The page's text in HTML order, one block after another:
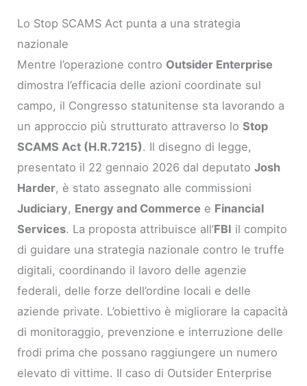
Lo Stop SCAMS Act punta a una strategia
nazionale
Mentre l’operazione contro Outsider Enterprise
dimostra l’efficacia delle azioni coordinate sul
campo, il Congresso statunitense sta lavorando a
un approccio più strutturato attraverso loStop
SCAMS Act (H.R.7215). Il disegno di legge,
presentato il 22 gennaio 2026 dal deputatoJosh
Harder, è stato assegnato alle commissioni
Judiciary, Energy and Commerce e Financial
Services. La proposta attribuisce all’FBI il compito
di guidare una strategia nazionale contro le truffe
digitali, coordinando il lavoro delle agenzie
federali, delle forze dell’ordine locali e delle
aziende private. L’obiettivo è migliorare la capacità
di monitoraggio, prevenzione e interruzione delle
frodi prima che possano raggiungere un numero
elevato di vittime. Il caso di Outsider Enterprise